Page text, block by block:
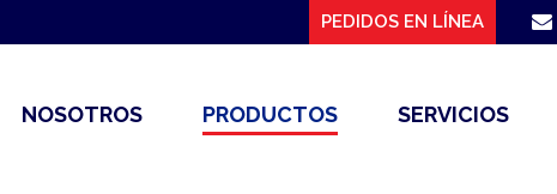
PEDIDOS EN LÍNEA
NOSOTROS PRODUCTOS SERVICIOS